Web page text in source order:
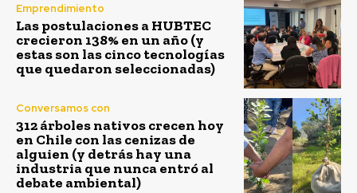
Emprendimiento
Las postulaciones a HUBTEC
crecieron 138% en un año (y
estas son las cinco tecnologías
que quedaron seleccionadas)
Conversamos con
312 árboles nativos crecen hoy
en Chile con las cenizas de
alguien (y detrás hay una
industria que nunca entró al
debate ambiental)